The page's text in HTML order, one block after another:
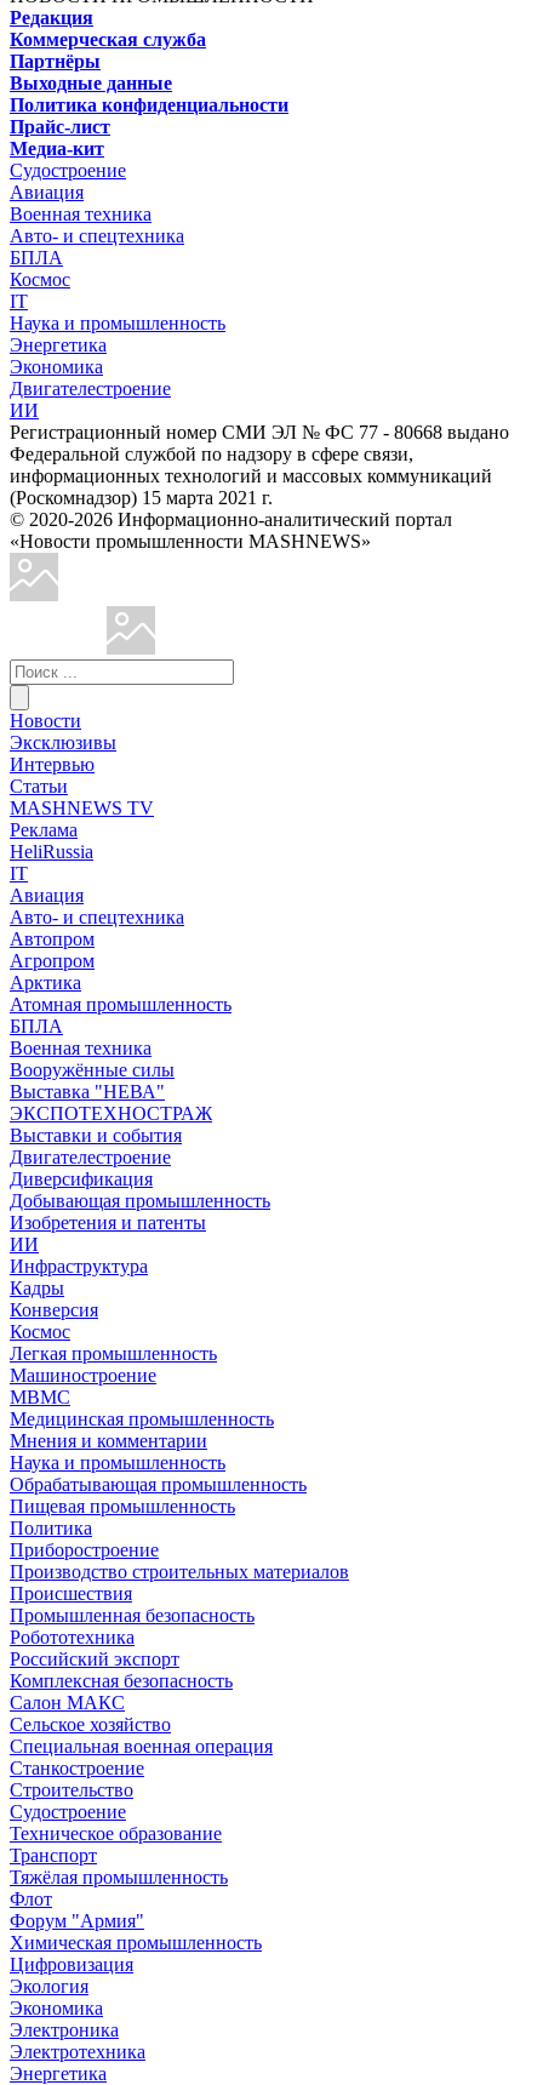
Редакция
Коммерческая служба
Партнёры
Выходные данные
Политика конфиденциальности
Прайс-лист
Медиа-кит
Судостроение
Авиация
Военная техника
Авто- и спецтехника
БПЛА
Космос
IT
Наука и промышленность
Энергетика
Экономика
Двигателестроение
ИИ
Регистрационный номер СМИ ЭЛ № ФС 77 - 80668 выдано
Федеральной службой по надзору в сфере связи,
информационных технологий и массовых коммуникаций
(Роскомнадзор) 15 марта 2021 г.
© 2020-2026 Информационно-аналитический портал
«Новости промышленности MASHNEWS»
Новости
Эксклюзивы
Интервью
Статьи
MASHNEWS TV
Реклама
HeliRussia
IT
Авиация
Авто- и спецтехника
Автопром
Агропром
Арктика
Атомная промышленность
БПЛА
Военная техника
Вооружённые силы
Выставка "НЕВА"
ЭКСПОТЕХНОСТРАЖ
Выставки и события
Двигателестроение
Диверсификация
Добывающая промышленность
Изобретения и патенты
ИИ
Инфраструктура
Кадры
Конверсия
Космос
Легкая промышленность
Машиностроение
МВМС
Медицинская промышленность
Мнения и комментарии
Наука и промышленность
Обрабатывающая промышленность
Пищевая промышленность
Политика
Приборостроение
Производство строительных материалов
Происшествия
Промышленная безопасность
Робототехника
Российский экспорт
Комплексная безопасность
Салон МАКС
Сельское хозяйство
Специальная военная операция
Станкостроение
Строительство
Судостроение
Техническое образование
Транспорт
Тяжёлая промышленность
Флот
Форум "Армия"
Химическая промышленность
Цифровизация
Экология
Экономика
Электроника
Электротехника
Энергетика